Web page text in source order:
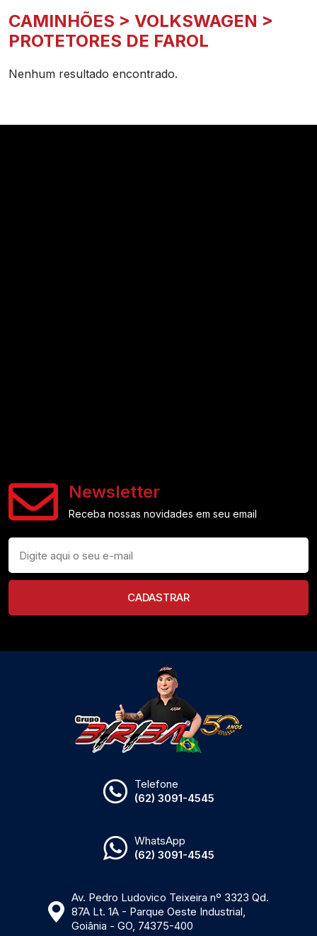
CAMINHÕES > VOLKSWAGEN >
PROTETORES DE FAROL
Nenhum resultado encontrado.
Newsletter
Receba nossas novidades em seu email
CADASTRAR
Telefone
(62) 3091-4545
WhatsApp
(62) 3091-4545
Av. Pedro Ludovico Teixeira nº 3323 Qd.
87A Lt. 1A - Parque Oeste Industrial,
Goiânia - GO, 74375-400